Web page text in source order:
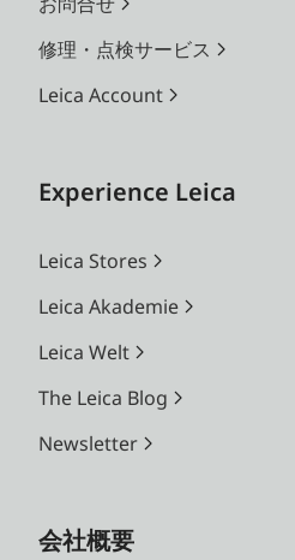
修理・点検サービス
Leica Account
Experience Leica
Leica Stores
Leica Akademie
Leica Welt
The Leica Blog
Newsletter
会社概要